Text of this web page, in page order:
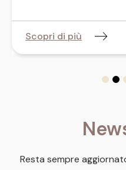
Scopri di più
Resta sempre